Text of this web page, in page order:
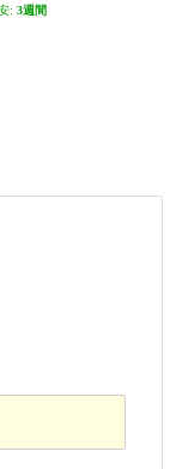
: 3週間